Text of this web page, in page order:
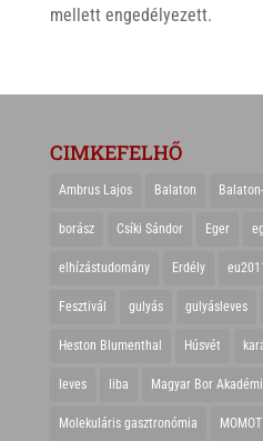
mellett engedélyezett.
CIMKEFELHŐ
Ambrus Lajos Balaton
borász Csíki Sándor Eger
elhízástudomány Erdély eu2011
Fesztivál gulyás gulyásleves
Heston Blumenthal Húsvét
leves liba Magyar Bor
Molekuláris gasztronómia MOMOT